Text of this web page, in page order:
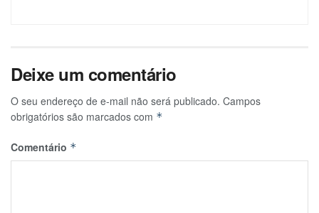
Deixe um comentário
O seu endereço de e-mail não será publicado. Campos
obrigatórios são marcados com *
Comentário *